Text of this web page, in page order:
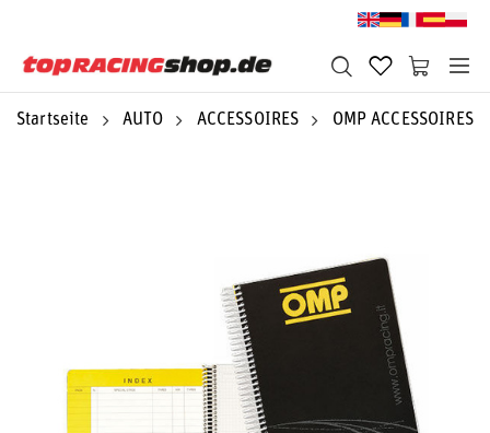
Startseite AUTO ACCESSOIRES OMP ACCESSOIRES